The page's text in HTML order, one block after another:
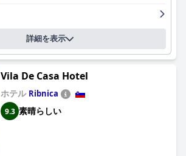
詳細を表示
Vila De Casa Hotel
ホテル Ribnica
9.3 素晴らしい